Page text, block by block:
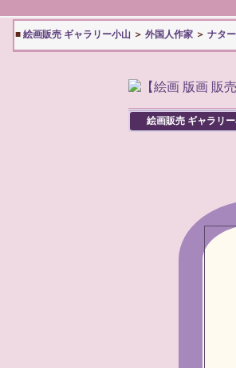
■ 絵画販売 ギャラリー小山 ＞ 外国人作家 ＞ ナタ
絵画販売 ギャラリ